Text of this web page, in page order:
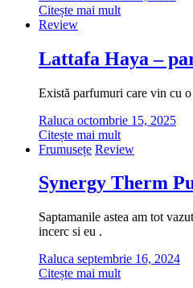
Citește mai mult
Review
Lattafa Haya –
Există parfumuri care vin cu
Raluca octombrie 15, 2025
Citește mai mult
Frumusețe Review
Synergy Therm
Saptamanile astea am tot
incerc si eu .
Raluca septembrie 16, 2024
Citește mai mult